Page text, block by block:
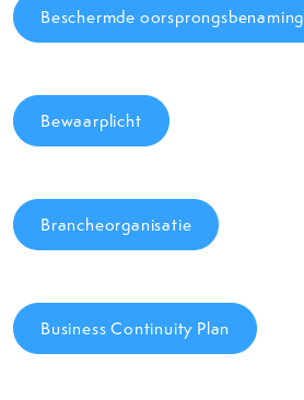
Beschermde oorsprongsbenaming
Bewaarplicht
Brancheorganisatie
Business Continuity Plan